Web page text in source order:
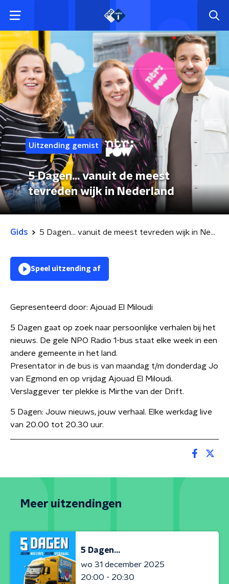
Uitzending gemist
5 Dagen... vanuit de meest
tevreden wijk in Nederland
Gids 5 Dagen... vanuit de meest tevreden wijk in Nederland
Speel uitzending af
Gepresenteerd door: Ajouad El Miloudi
5 Dagen gaat op zoek naar persoonlijke verhalen bij het
nieuws. De gele NPO Radio 1-bus staat elke week in een
andere gemeente in het land.
Presentator in de bus is van maandag t/m donderdag Jo
van Egmond en op vrijdag Ajouad El Miloudi.
Verslaggever ter plekke is Mirthe van der Drift.
5 Dagen: Jouw nieuws, jouw verhaal. Elke werkdag live
van 20.00 tot 20.30 uur.
Meer uitzendingen
5 Dagen...
wo 31 december 2025
20:00 - 20:30